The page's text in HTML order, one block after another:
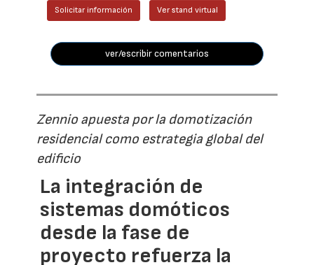
Solicitar información Ver stand virtual
ver/escribir comentarios
Zennio apuesta por la domotización
residencial como estrategia global del
edificio
La integración de
sistemas domóticos
desde la fase de
proyecto refuerza la